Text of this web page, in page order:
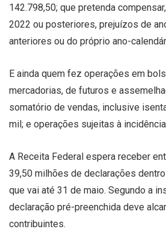
142.798,50; que pretenda
2022 ou posteriores, prejuízos de
anteriores ou do próprio ano-
E ainda quem fez operações em
mercadorias, de futuros e
somatório de vendas, inclusive
mil; e operações sujeitas à
A Receita Federal espera receber
39,50 milhões de declarações
que vai até 31 de maio. Segundo a
declaração pré-preenchida deve
contribuintes.